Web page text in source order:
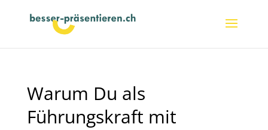
Warum Du als
Führungskraft mit